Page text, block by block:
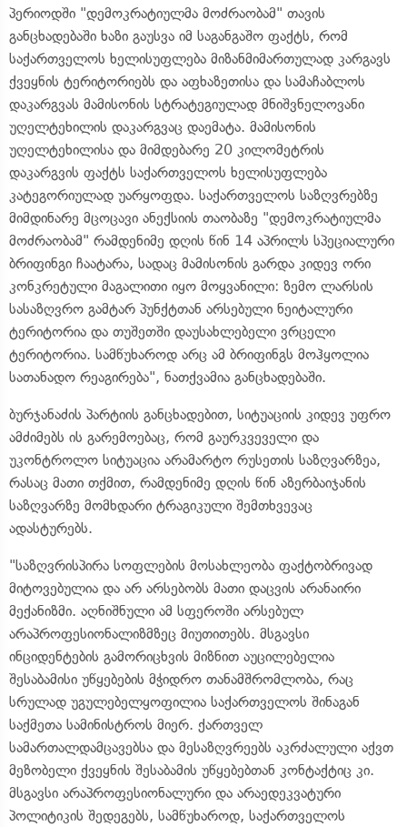
პერიოდში "დემოკრატიულმა მოძრაობამ" თავის
განცხადებაში ხაზი გაუსვა იმ საგანგაშო ფაქტს, რომ
საქართველოს ხელისუფლება მიზანმიმართულად კარგავს
ქვეყნის ტერიტორიებს და აფხაზეთისა და სამაჩაბლოს
დაკარგვას მამისონის სტრატეგიულად მნიშვნელოვანი
უღელტეხილის დაკარგვაც დაემატა. მამისონის
უღელტეხილისა და მიმდებარე 20 კილომეტრის
დაკარგვის ფაქტს საქართველოს ხელისუფლება
კატეგორიულად უარყოფდა. საქართველოს საზღვრებზე
მიმდინარე მცოცავი ანექსიის თაობაზე "დემოკრატიულმა
მოძრაობამ" რამდენიმე დღის წინ 14 აპრილს სპეციალური
ბრიფინგი ჩაატარა, სადაც მამისონის გარდა კიდევ ორი
კონკრეტული მაგალითი იყო მოყვანილი: ზემო ლარსის
სასაზღვრო გამტარ პუნქტთან არსებული ნეიტალური
ტერიტორია და თუშეთში დაუსახლებელი ვრცელი
ტერიტორია. სამწუხაროდ არც ამ ბრიფინგს მოჰყოლია
სათანადო რეაგირება", ნათქვამია განცხადებაში.
ბურჯანაძის პარტიის განცხადებით, სიტუაციის კიდევ უფრო
ამძიმებს ის გარემოებაც, რომ გაურკვეველი და
უკონტროლო სიტუაცია არამარტო რუსეთის საზღვარზეა,
რასაც მათი თქმით, რამდენიმე დღის წინ აზერბაიჯანის
საზღვარზე მომხდარი ტრაგიკული შემთხვევაც
ადასტურებს.
"საზღვრისპირა სოფლების მოსახლეობა ფაქტობრივად
მიტოვებულია და არ არსებობს მათი დაცვის არანაირი
მექანიზმი. აღნიშნული ამ სფეროში არსებულ
არაპროფესიონალიზმზეც მიუთითებს. მსგავსი
ინციდენტების გამორიცხვის მიზნით აუცილებელია
შესაბამისი უწყებების მჭიდრო თანამშრომლობა, რაც
სრულად უგულებელყოფილია საქართველოს შინაგან
საქმეთა სამინისტროს მიერ. ქართველ
სამართალდამცავებსა და მესაზღვრეებს აკრძალული აქვთ
მეზობელი ქვეყნის შესაბამის უწყებებთან კონტაქტიც კი.
მსგავსი არაპროფესიონალური და არაედეკვატური
პოლიტიკის შედეგებს, სამწუხაროდ, საქართველოს